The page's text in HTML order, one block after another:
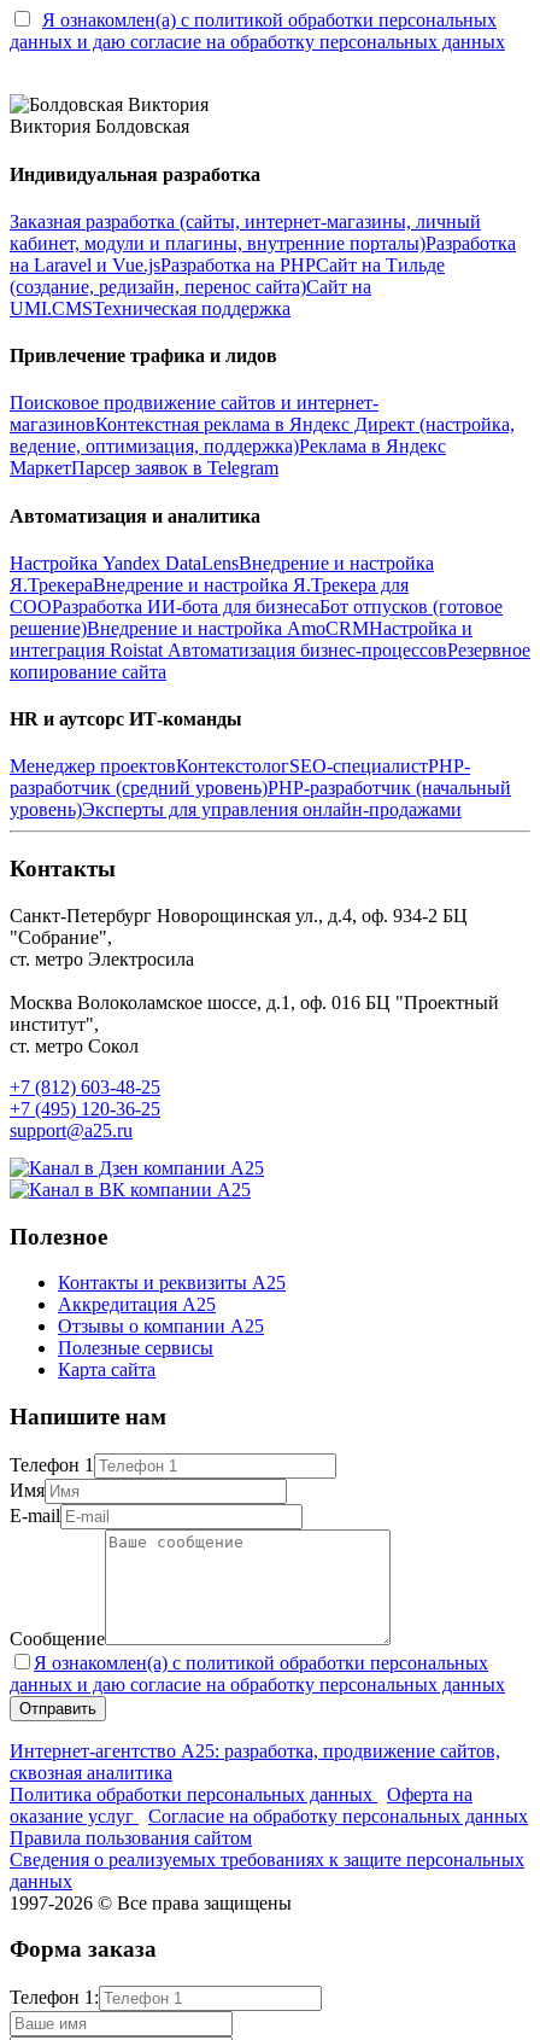
Я ознакомлен(а) с политикой обработки персональных
данных и даю согласие на обработку персональных данных
Виктория Болдовская
Индивидуальная разработка
Заказная разработка (сайты, интернет-магазины, личный
кабинет, модули и плагины, внутренние порталы)Разработка
на Laravel и Vue.jsРазработка на PHPСайт на Тильде
(создание, редизайн, перенос сайта)Сайт на
UMI.CMSТехническая поддержка
Привлечение трафика и лидов
Поисковое продвижение сайтов и интернет-
магазиновКонтекстная реклама в Яндекс Директ (настройка,
ведение, оптимизация, поддержка)Реклама в Яндекс
МаркетПарсер заявок в Telegram
Автоматизация и аналитика
Настройка Yandex DataLensВнедрение и настройка
Я.ТрекераВнедрение и настройка Я.Трекера для
СООРазработка ИИ-бота для бизнесаБот отпусков (готовое
решение)Внедрение и настройка AmoCRMНастройка и
интеграция Roistat Автоматизация бизнес-процессовРезервное
копирование сайта
HR и аутсорс ИТ-команды
Менеджер проектовКонтекстологSEO-специалистPHP-
разработчик (средний уровень)PHP-разработчик (начальный
уровень)Эксперты для управления онлайн-продажами
Контакты
Санкт-Петербург Новорощинская ул., д.4, оф. 934-2 БЦ
"Собрание",
ст. метро Электросила
Москва Волоколамское шоссе, д.1, оф. 016 БЦ "Проектный
институт",
ст. метро Сокол
+7 (812) 603-48-25
+7 (495) 120-36-25
support@a25.ru
Полезное
Контакты и реквизиты А25
Аккредитация А25
Отзывы о компании А25
Полезные сервисы
Карта сайта
Напишите нам
Телефон 1
Имя
E-mail
Сообщение
Я ознакомлен(а) с политикой обработки персональных
данных и даю согласие на обработку персональных данных
Интернет-агентство А25: разработка, продвижение сайтов,
сквозная аналитика
Политика обработки персональных данных
Оферта на
оказание услуг
Согласие на обработку персональных данных
Правила пользования сайтом
Сведения о реализуемых требованиях к защите персональных
данных
1997-2026 © Все права защищены
Форма заказа
Телефон 1: